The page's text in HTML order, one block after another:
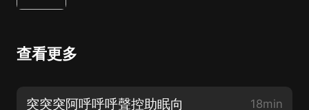
查看更多
突突突阿呼呼呼聲控助眠向 18min